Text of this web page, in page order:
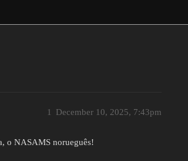
December 10, 2025, 7:43pm
1
o NASAMS norueguês!